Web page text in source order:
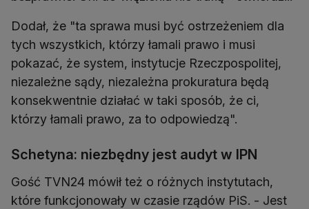
Dodał, że "ta sprawa musi być ostrzeżeniem dla
tych wszystkich, którzy łamali prawo i musi
pokazać, że system, instytucje Rzeczpospolitej,
niezależne sądy, niezależna prokuratura będą
konsekwentnie działać w taki sposób, że ci,
którzy łamali prawo, za to odpowiedzą".
Schetyna: niezbędny jest audyt w IPN
Gość TVN24 mówił też o różnych instytutach,
które funkcjonowały w czasie rządów PiS. - Jest